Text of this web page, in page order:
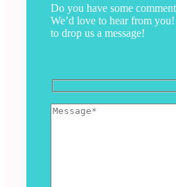
Do you have some
We’d love to hear from
to drop us a message!